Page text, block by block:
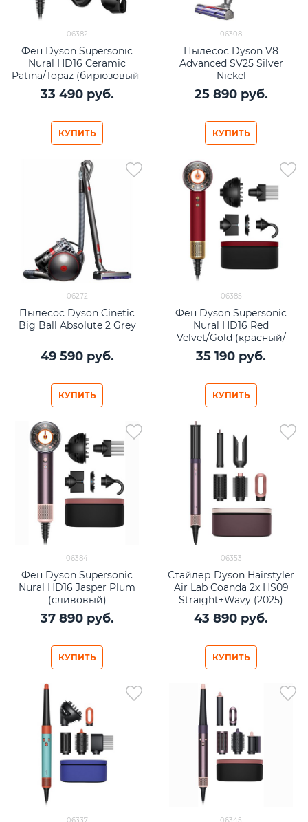
06382
Фен Dyson Supersonic
Nural HD16 Ceramic
Patina/Topaz (бирюзовый/
оранжевый)
33 490 руб.
КУПИТЬ
06308
Пылесос Dyson V8
Advanced SV25 Silver
Nickel
25 890 руб.
КУПИТЬ
06272
Пылесос Dyson Cinetic
Big Ball Absolute 2 Grey
49 590 руб.
КУПИТЬ
06385
Фен Dyson Supersonic
Nural HD16 Red
Velvet/Gold (красный/
золото)
35 190 руб.
КУПИТЬ
06384
Фен Dyson Supersonic
Nural HD16 Jasper Plum
(сливовый)
37 890 руб.
КУПИТЬ
06353
Стайлер Dyson Hairstyler
Air Lab Coanda 2x HS09
Straight+Wavy (2025)
Jasper Plum
43 890 руб.
КУПИТЬ
06337 06345